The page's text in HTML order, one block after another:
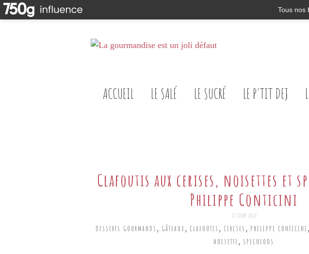
Tous nos
ACCUEIL LE SALÉ LE SUCRÉ LE P'TIT DEJ
Clafoutis aux cerises, noisettes et
Philippe Conticini
11 JUIN 2018
DESSERTS GOURMANDS , GÂTEAUX , CLAFOUTIS , CERISES , PHILIPPE CONTICINI ,
NOISETTE, SPECULOOS